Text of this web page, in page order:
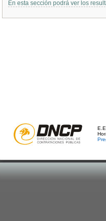
En esta sección podrá ver los